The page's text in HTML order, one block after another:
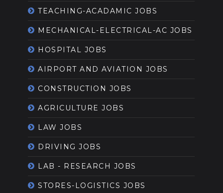
TEACHING-ACADAMIC JOBS
MECHANICAL-ELECTRICAL-AC JOBS
HOSPITAL JOBS
AIRPORT AND AVIATION JOBS
CONSTRUCTION JOBS
AGRICULTURE JOBS
LAW JOBS
DRIVING JOBS
LAB - RESEARCH JOBS
STORES-LOGISTICS JOBS